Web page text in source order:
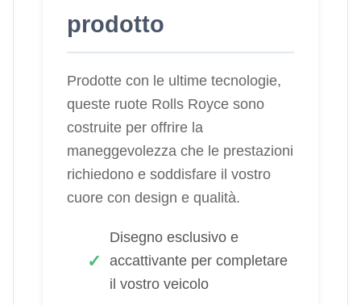
prodotto
Prodotte con le ultime tecnologie,
queste ruote Rolls Royce sono
costruite per offrire la
maneggevolezza che le prestazioni
richiedono e soddisfare il vostro
cuore con design e qualità.
Disegno esclusivo e
accattivante per completare
il vostro veicolo